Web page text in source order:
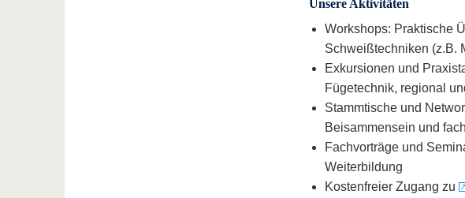
Unsere Aktivitäten
Workshops: Praktische
Schweißtechniken (z.B.
Exkursionen und
Fügetechnik, regional
Stammtische und
Beisammensein und
Fachvorträge und
Weiterbildung
Kostenfreier Zugang zu